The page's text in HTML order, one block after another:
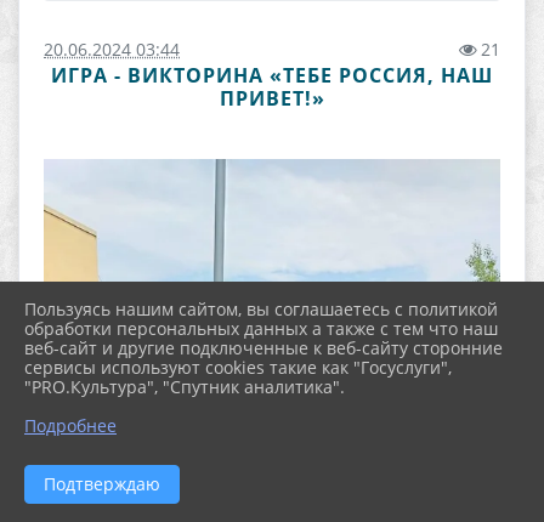
20.06.2024 03:44 21
ИГРА - ВИКТОРИНА «ТЕБЕ РОССИЯ, НАШ
ПРИВЕТ!»
Пользуясь нашим сайтом, вы соглашаетесь с политикой
обработки персональных данных а также с тем что наш
веб-сайт и другие подключенные к веб-сайту сторонние
сервисы используют cookies такие как "Госуслуги",
"PRO.Культура", "Спутник аналитика".
Подробнее
Подтверждаю